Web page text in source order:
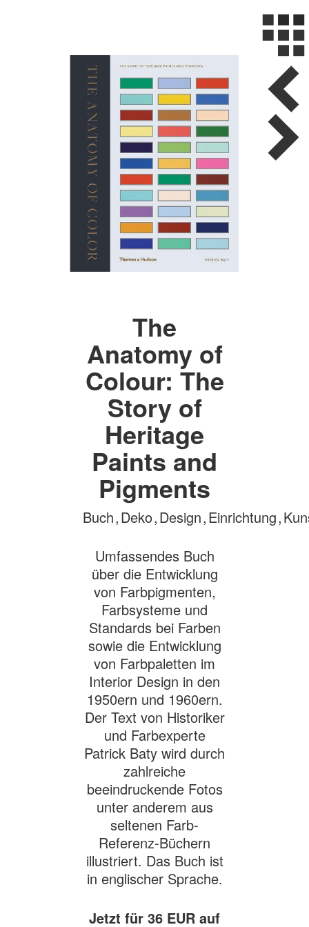
The
Anatomy of
Colour: The
Story of
Heritage
Paints and
Pigments
Buch,Deko,Design,Einrichtung,
Umfassendes Buch
über die Entwicklung
von Farbpigmenten,
Farbsysteme und
Standards bei Farben
sowie die Entwicklung
von Farbpaletten im
Interior Design in den
1950ern und 1960ern.
Der Text von Historiker
und Farbexperte
Patrick Baty wird durch
zahlreiche
beeindruckende Fotos
unter anderem aus
seltenen Farb-
Referenz-Büchern
illustriert. Das Buch ist
in englischer Sprache.
Jetzt für 36 EUR auf